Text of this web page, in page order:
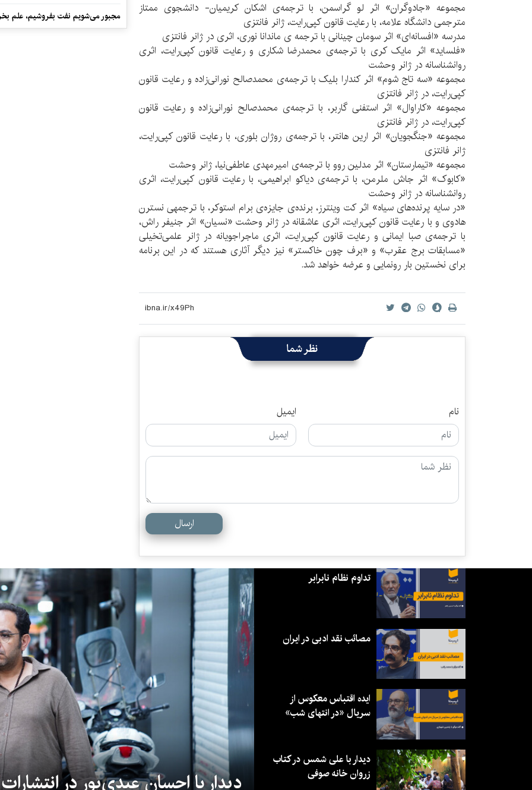
مجموعه «جادوگران» اثر لو گراسمن، با ترجمه‌ی اشکان کریمیان- دانشجوی ممتاز
مترجمی دانشگاه علامه، با رعایت قانون کپی‌رایت، ژانر فانتزی
مدرسه «افسانه‌ای» اثر سومان چینانی با ترجمه ی ماندانا نوری، اثری در ژانر فانتزی
«فلساید» اثر مایک کری با ترجمه‌ی محمدرضا شکاری و رعایت قانون کپی‌رایت، اثری
روانشناسانه در ژانر وحشت
مجموعه «سه تاج شوم» اثر کندارا بلیک با ترجمه‌ی محمدصالح نورانی‌زاده و رعایت قانون
کپی‌رایت، در ژانر فانتزی
مجموعه «کاراوال» اثر استفنی گاربر، با ترجمه‌ی محمدصالح نورانی‌زاده و رعایت قانون
کپی‌رایت، در ژانر فانتزی
مجموعه «جنگجویان» اثر ارین هانتر، با ترجمه‌ی روژان بلوری، با رعایت قانون کپی‌رایت،
ژانر فانتزی
مجموعه «تیمارستان» اثر مدلین روو با ترجمه‌ی امیرمهدی عاطفی‌نیا، ژانر وحشت
«کابوک» اثر جاش ملرمن، با ترجمه‌ی دیاکو ابراهیمی، با رعایت قانون کپی‌رایت، اثری
روانشناسانه در ژانر وحشت
«در سایه پرنده‌های سیاه» اثر کت وینترز، برنده‌ی جایزه‌ی برام استوکر، با ترجمهی نسترن
هادوی و با رعایت قانون کپی‌رایت، اثری عاشقانه در ژانر وحشت «نسیان» اثر جنیفر راش،
با ترجمه‌ی صبا ایمانی و رعایت قانون کپی‌رایت، اثری ماجراجویانه در ژانر علمی‌تخیلی
«مسابقات برج عقرب» و «برف چون خاکستر» نیز دیگر آثاری هستند که در این برنامه
برای نخستین بار رونمایی و عرضه خواهد شد.
نظر شما
نام ایمیل
ارسال
مجبور می‌شویم نفت بفروشیم، علم
دیدار با احسان عبدی‌پور در
تداوم نظام نابرابر
مصائب نقد ادبی در ایران
ایده اقتباس معکوس از
سریال «در انتهای شب»
دیدار با علی شمس در کتاب
زروان خانه صوفی